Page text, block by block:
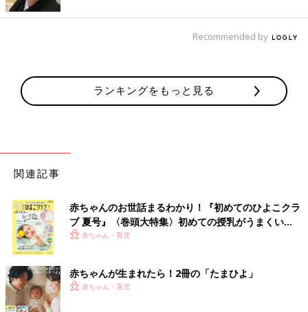
る先生だと習得が早かったです」
「中学生の息子です。幼児期から小学校低学年まではバイリンガ
らず教えるのが上手な先生の教室を選びました」
（文・井上裕紀子）
「薄毛」の対処法を医師に聞いてみた
今回のテーマは「アラフォーの悩み」について
です。「たまひよ」アプリユーザーに聞いた実
をいただきました。
■文中のコメントはすべて、『ウィメンズパーク』（2022年1月
末まで）の投稿からの抜粋です。
※この記事は「たまひよONLINE」で過去に公開されたもので
Recommended by
ランキングをもっと見る
関連記事
赤ちゃんのお世話まるわかり！『初めてのひよこクラ
ブ 夏号』〈巻頭大特集〉初めての授乳がうまくい
く！ おっぱい・ミルクの基本と夏のトラブル 解決テ
赤ちゃん・育児
赤ちゃんが生まれたら！2冊の「たまひよ」
赤ちゃん・育児